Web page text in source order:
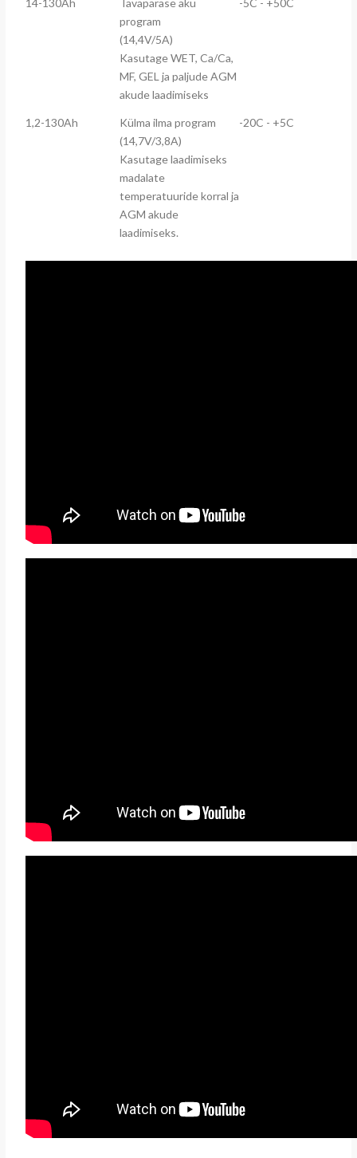
14-130Ah
Tavapärase aku
program
(14,4V/5A)
Kasutage WET, Ca/Ca,
MF, GEL ja paljude AGM
akude laadimiseks
-5C - +50C
1,2-130Ah
Külma ilma program
(14,7V/3,8A)
Kasutage laadimiseks
madalate
temperatuuride korral ja
AGM akude
laadimiseks.
-20C - +5C